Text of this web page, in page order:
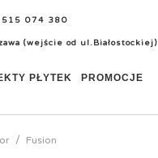
515 074 380
(wejście od ul.Białostockiej)
PŁYTEK PROMOCJE
Fusion